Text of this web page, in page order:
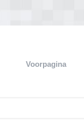
Voorpagina